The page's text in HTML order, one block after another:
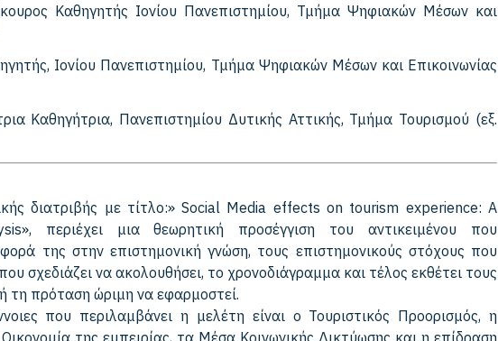
Καθηγητής Ιονίου Πανεπιστημίου, Τμήμα Ψηφιακών Μέσων και
Ιονίου Πανεπιστημίου, Τμήμα Ψηφιακών Μέσων και Επικοινωνίας
Καθηγήτρια, Πανεπιστημίου Δυτικής Αττικής, Τμήμα Τουρισμού (εξ.
διατριβής με τίτλο:» Social Media effects on tourism experience: A
περιέχει μια θεωρητική προσέγγιση του αντικειμένου που
της στην επιστημονική γνώση, τους επιστημονικούς στόχους που
σχεδιάζει να ακολουθήσει, το χρονοδιάγραμμα και τέλος εκθέτει τους
τη πρόταση ώριμη να εφαρμοστεί.
που περιλαμβάνει η μελέτη είναι ο Τουριστικός Προορισμός, η
Οικονομία της εμπειρίας, τα Μέσα Κοινωνικής Δικτύωσης και η επίδραση